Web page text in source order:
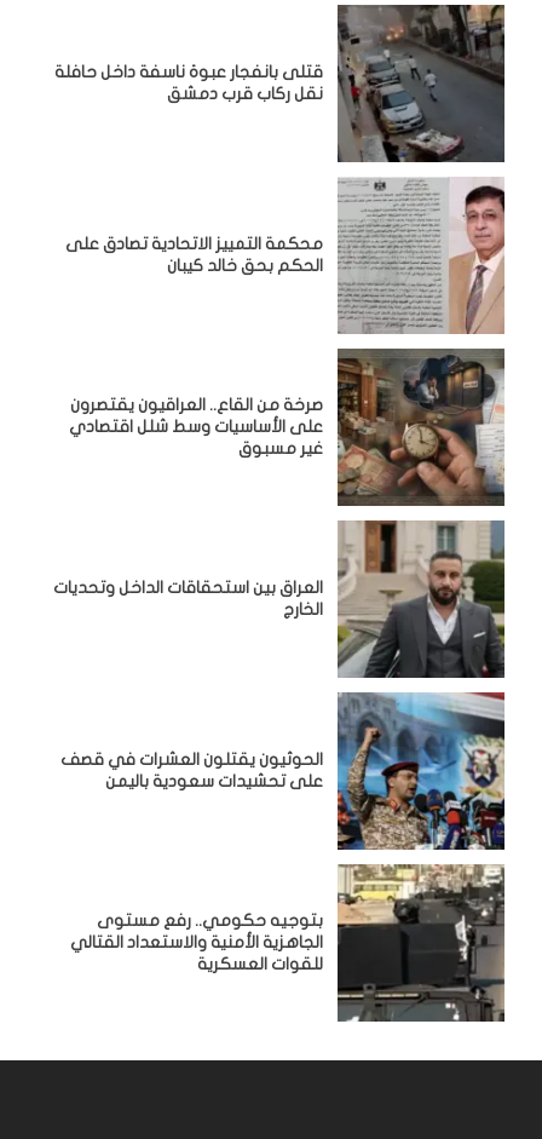
قتلى بانفجار عبوة ناسفة داخل حافلة
نقل ركاب قرب دمشق
محكمة التمييز الاتحادية تصادق على
الحكم بحق خالد كيبان
صرخة من القاع.. العراقيون يقتصرون
على الأساسيات وسط شلل اقتصادي
غير مسبوق
‏العراق بين استحقاقات الداخل وتحديات
الخارج
الحوثيون يقتلون العشرات في قصف
على تحشيدات سعودية باليمن
بتوجيه حكومي.. رفع مستوى
الجاهزية الأمنية والاستعداد القتالي
للقوات العسكرية